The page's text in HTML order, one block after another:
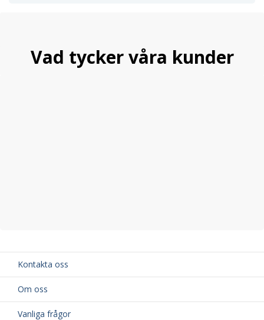
Vad tycker våra kunder
Kontakta oss
Om oss
Vanliga frågor